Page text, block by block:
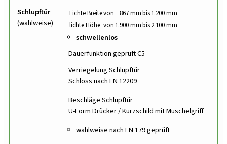
Schlupftür
(wahlweise)
Lichte Breitevon 867 mmbis1.200 mm
lichte Höhe von 1.900 mmbis2.100 mm
schwellenlos
Dauerfunktion geprüft C5
Verriegelung Schlupftür
Schloss nach EN 12209
Beschläge Schlupftür
U-Form Drücker / Kurzschild mit Muschelgriff
wahlweise nach EN 179 geprüft